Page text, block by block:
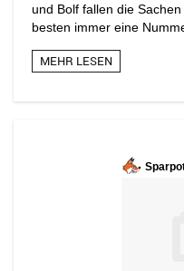
und Bolf fallen die
besten immer eine
MEHR LESEN